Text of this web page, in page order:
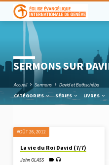
SERMONS SUR
Accueil Sermons
David et Bathschéba
CATÉGORIES
SÉRIES LIVRES
SERMONS
SUR
AOÛT 26, 2012
La vie du Roi David (7/7)
John GLASS